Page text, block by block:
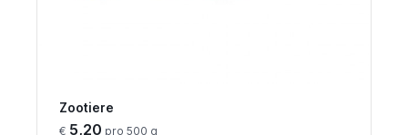
Zootiere
€ 5,20 pro 500 g